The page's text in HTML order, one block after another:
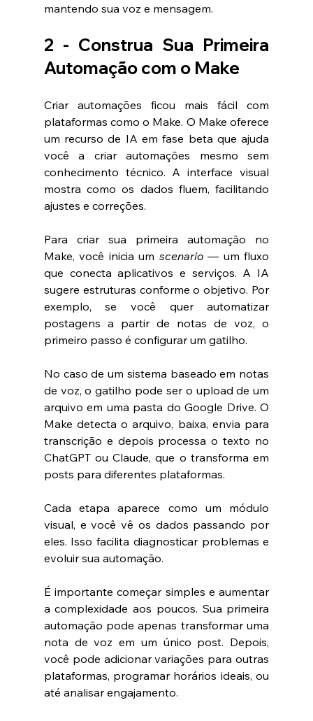
mantendo sua voz e mensagem.
2 - Construa Sua Primeira
Automação com o Make
Criar automações ficou mais fácil com
plataformas como o Make. O Make oferece
um recurso de IA em fase beta que ajuda
você a criar automações mesmo sem
conhecimento técnico. A interface visual
mostra como os dados fluem, facilitando
ajustes e correções.
Para criar sua primeira automação no
Make, você inicia um scenario — um fluxo
que conecta aplicativos e serviços. A IA
sugere estruturas conforme o objetivo. Por
exemplo, se você quer automatizar
postagens a partir de notas de voz, o
primeiro passo é configurar um gatilho.
No caso de um sistema baseado em notas
de voz, o gatilho pode ser o upload de um
arquivo em uma pasta do Google Drive. O
Make detecta o arquivo, baixa, envia para
transcrição e depois processa o texto no
ChatGPT ou Claude, que o transforma em
posts para diferentes plataformas.
Cada etapa aparece como um módulo
visual, e você vê os dados passando por
eles. Isso facilita diagnosticar problemas e
evoluir sua automação.
É importante começar simples e aumentar
a complexidade aos poucos. Sua primeira
automação pode apenas transformar uma
nota de voz em um único post. Depois,
você pode adicionar variações para outras
plataformas, programar horários ideais, ou
até analisar engajamento.